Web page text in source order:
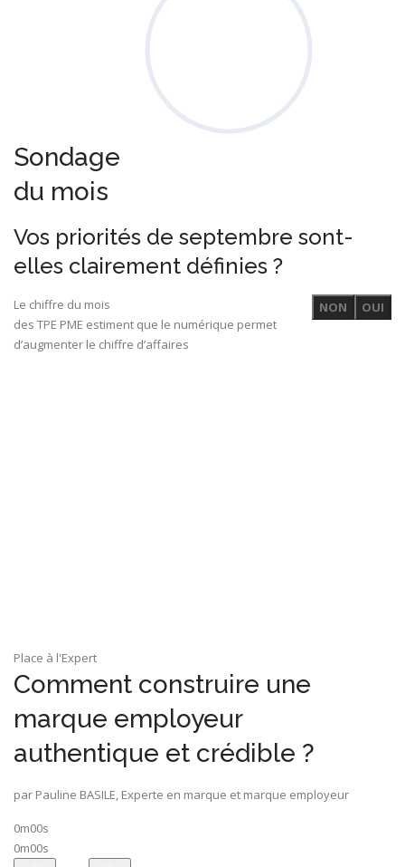
Sondage
du mois
Vos priorités de septembre sont-
elles clairement définies ?
OUI
NON
Le chiffre du mois
des TPE PME estiment que le numérique permet
d’augmenter le chiffre d’affaires
Place à l'Expert
Comment construire une
marque employeur
authentique et crédible ?
par Pauline BASILE, Experte en marque et marque employeur
0m00s
0m00s